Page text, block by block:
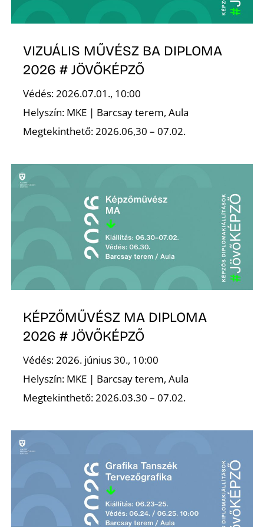
VIZUÁLIS MŰVÉSZ BA DIPLOMA
2026 # JÖVŐKÉPZŐ
Védés: 2026.07.01., 10:00
Helyszín: MKE | Barcsay terem, Aula
Megtekinthető: 2026.06,30 – 07.02.
KÉPZŐMŰVÉSZ MA DIPLOMA
2026 # JÖVŐKÉPZŐ
Védés: 2026. június 30., 10:00
Helyszín: MKE | Barcsay terem, Aula
Megtekinthető: 2026.03.30 – 07.02.